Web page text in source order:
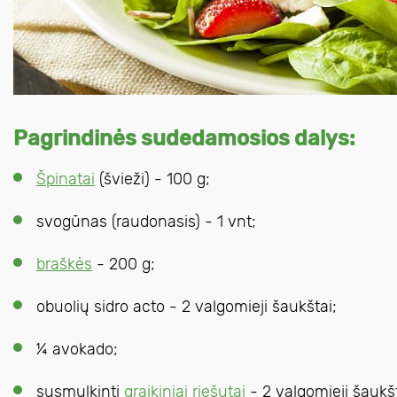
Pagrindinės sudedamosios dalys:
Špinatai (švieži) - 100 g;
svogūnas (raudonasis) - 1 vnt;
braškės - 200 g;
obuolių sidro acto - 2 valgomieji šaukštai;
¼ avokado;
susmulkinti graikiniai riešutai - 2 valgomieji